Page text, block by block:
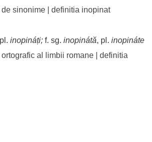
sinonime| definitia inopinat
inopináți;f. sg. inopinátă, pl. inopináte
al limbii romane| definitia